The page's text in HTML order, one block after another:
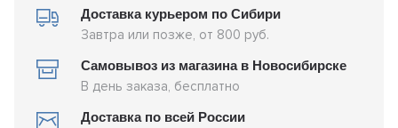
Доставка курьером по Сибири
Завтра или позже, от 800 руб.
Самовывоз из магазина в Новосибирске
В день заказа, бесплатно
Доставка по всей России